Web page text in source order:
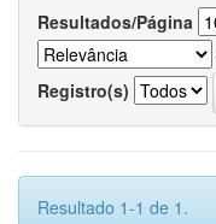
Resultados/Página
Registro(s)
Resultado 1-1 de 1.